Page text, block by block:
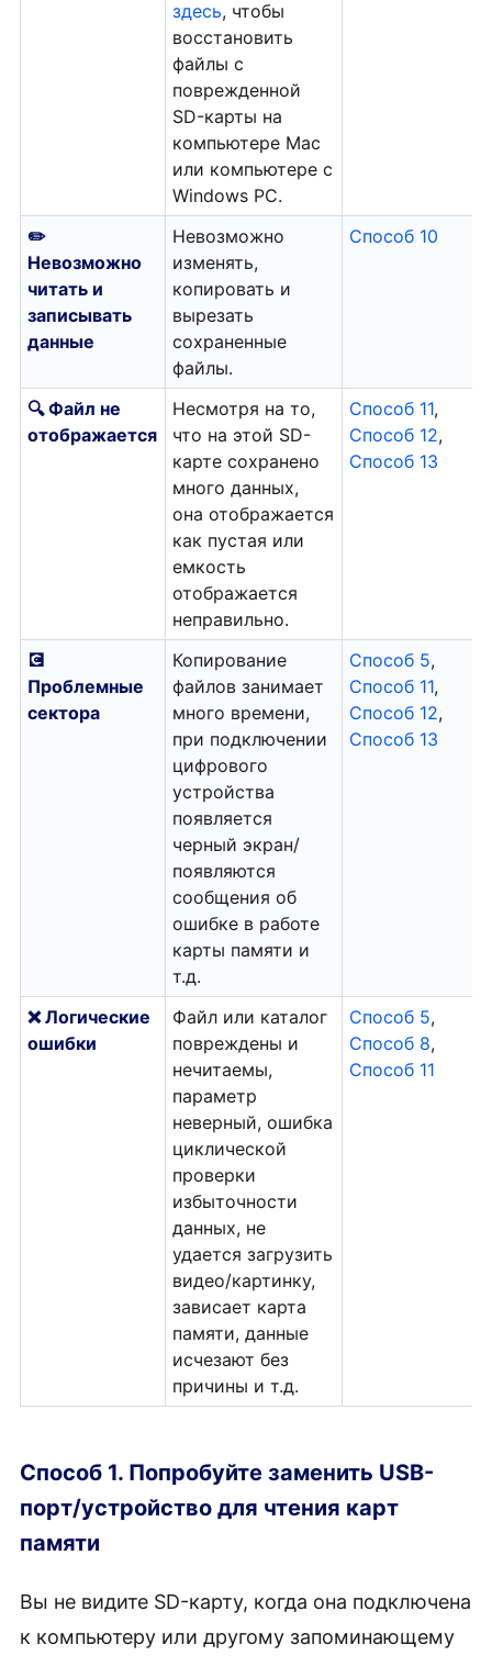
здесь, чтобы
восстановить
файлы с
поврежденной
SD-карты на
компьютере Mac
или компьютере с
Windows PC.
✏️
Невозможно
читать и
записывать
данные
Невозможно
изменять,
копировать и
вырезать
сохраненные
файлы.
Способ 10
🔍 Файл не
отображается
Несмотря на то,
что на этой SD-
карте сохранено
много данных,
она отображается
как пустая или
емкость
отображается
неправильно.
Способ 11,
Способ 12,
Способ 13
💽
Проблемные
сектора
Копирование
файлов занимает
много времени,
при подключении
цифрового
устройства
появляется
черный экран/
появляются
сообщения об
ошибке в работе
карты памяти и
т.д.
Способ 5,
Способ 11,
Способ 12,
Способ 13
❌ Логические
ошибки
Файл или каталог
повреждены и
нечитаемы,
параметр
неверный, ошибка
циклической
проверки
избыточности
данных, не
удается загрузить
видео/картинку,
зависает карта
памяти, данные
исчезают без
причины и т.д.
Способ 5,
Способ 8,
Способ 11
Способ 1. Попробуйте заменить USB-
порт/устройство для чтения карт
памяти
Вы не видите SD-карту, когда она подключена
к компьютеру или другому запоминающему